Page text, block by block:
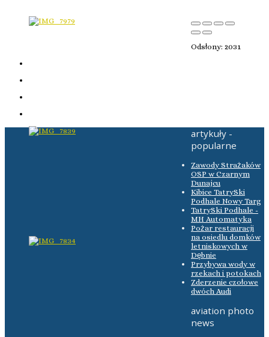
Odsłony: 2031
artykuły -
popularne
Zawody Strażaków
OSP w Czarnym
Dunajcu
Kibice TatrySki
Podhale Nowy Targ
TatrySki Podhale -
MH Automatyka
Pożar restauracji
na osiedlu domków
letniskowych w
Dębnie
Przybywa wody w
rzekach i potokach
Zderzenie czołowe
dwóch Audi
aviation photo
news